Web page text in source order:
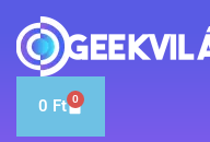
0 Ft 0